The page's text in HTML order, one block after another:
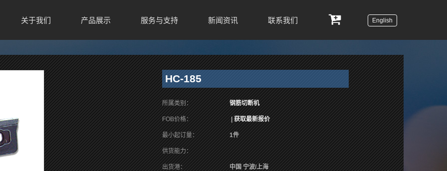
关于我们 产品展示 服务与支持 新闻资讯 联系我们 English
HC-185
所属类别： 钢筋切断机
FOB价格： |获取最新报价
最小起订量： 1件
供货能力：
出货港： 中国 宁波/上海